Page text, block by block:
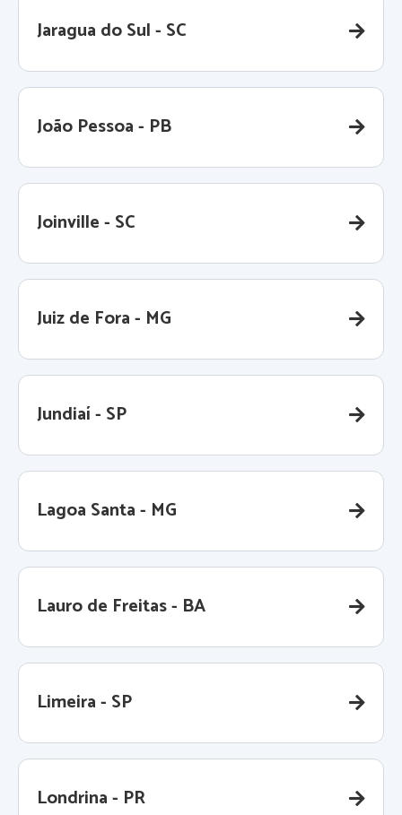
Jaragua do Sul - SC
João Pessoa - PB
Joinville - SC
Juiz de Fora - MG
Jundiaí - SP
Lagoa Santa - MG
Lauro de Freitas - BA
Limeira - SP
Londrina - PR